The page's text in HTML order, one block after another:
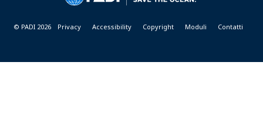
© PADI 2026 Privacy Accessibility Copyright Moduli Contatti